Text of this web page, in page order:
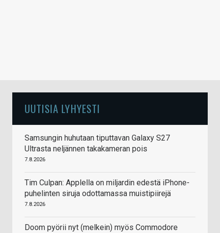
UUTISIA LYHYESTI
Samsungin huhutaan tiputtavan Galaxy S27
Ultrasta neljännen takakameran pois
7.8.2026
Tim Culpan: Applella on miljardin edestä iPhone-
puhelinten siruja odottamassa muistipiirejä
7.8.2026
Doom pyörii nyt (melkein) myös Commodore